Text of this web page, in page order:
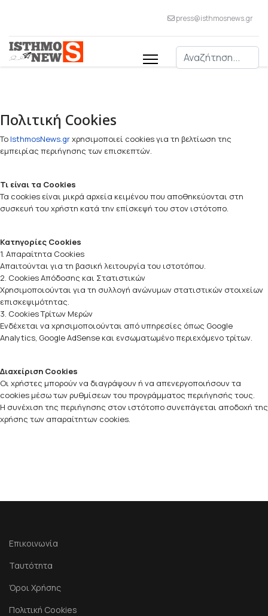
press@isthmosnews.gr
Αναζήτηση
Πολιτική Cookies
ΤοIsthmosNews.grχρησιμοποιεί cookies για τη βελτίωση της
εμπειρίας περιήγησης των επισκεπτών.
Τι είναι τα Cookies
Τα cookies είναι μικρά αρχεία κειμένου που αποθηκεύονται στη
συσκευή του χρήστη κατά την επίσκεψή του στον ιστότοπο.
Κατηγορίες Cookies
1. Απαραίτητα Cookies
Απαιτούνται για τη βασική λειτουργία του ιστοτόπου.
2. Cookies Απόδοσης και Στατιστικών
Χρησιμοποιούνται για τη συλλογή ανώνυμων στατιστικών στοιχείων
επισκεψιμότητας.
3. Cookies Τρίτων Μερών
Ενδέχεται να χρησιμοποιούνται από υπηρεσίες όπως Google
Analytics, Google AdSense και ενσωματωμένο περιεχόμενο τρίτων.
Διαχείριση Cookies
Οι χρήστες μπορούν να διαγράψουν ή να απενεργοποιήσουν τα
cookies μέσω των ρυθμίσεων του προγράμματος περιήγησής τους.
Η συνέχιση της περιήγησης στον ιστότοπο συνεπάγεται αποδοχή της
χρήσης των απαραίτητων cookies.
Επικοινωνία
Ταυτότητα
Όροι Χρήσης
Πολιτική Cookies